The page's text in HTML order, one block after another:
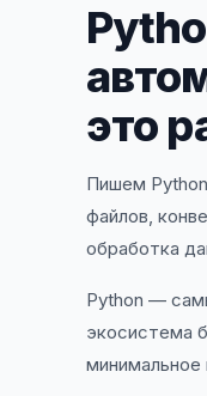
это
Пишем
файлов,
обработка
Python —
экосистема
минимальное